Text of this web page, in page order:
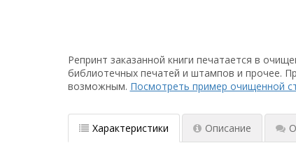
Репринт заказанной книги печатается в
библиотечных печатей и штампов и прочее.
возможным. Посмотреть пример очищенной
Характеристики Описание